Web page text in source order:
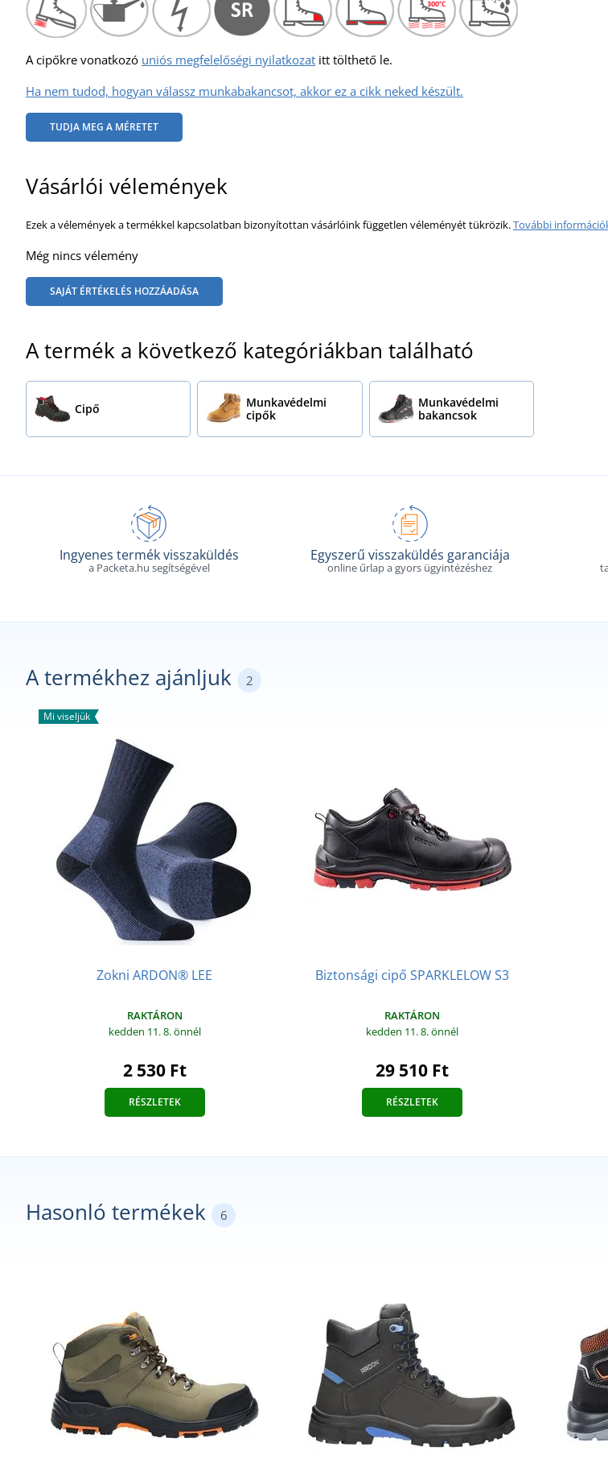
A cipőkre vonatkozó uniós megfelelőségi nyilatkozat itt tölthető le.
Ha nem tudod, hogyan válassz munkabakancsot, akkor ez a cikk neked készült.
TUDJA MEG A MÉRETET
Vásárlói vélemények
Ezek a vélemények a termékkel kapcsolatban bizonyítottan vásárlóink független véleményét tükrözik.További
Még nincs vélemény
SAJÁT ÉRTÉKELÉS HOZZÁADÁSA
A termék a következő kategóriákban található
Cipő
Munkavédelmi
cipők
Munkavédelmi
bakancsok
Ingyenes termék visszaküldés
a Packeta.hu segítségével
Egyszerű visszaküldés garanciája
online űrlap a gyors ügyintézéshez
A termékhez ajánljuk 2
Mi viseljük
Zokni ARDON® LEE
RAKTÁRON
kedden 11. 8.önnél
2 530 Ft
RÉSZLETEK
Biztonsági cipő SPARKLELOW S3
RAKTÁRON
kedden 11. 8.önnél
29 510 Ft
RÉSZLETEK
Hasonló termékek 6